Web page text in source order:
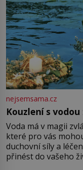
nejsemsama.cz
Kouzlení s
Voda má v magii
které pro vás
duchovní síly a
přinést do vašeho